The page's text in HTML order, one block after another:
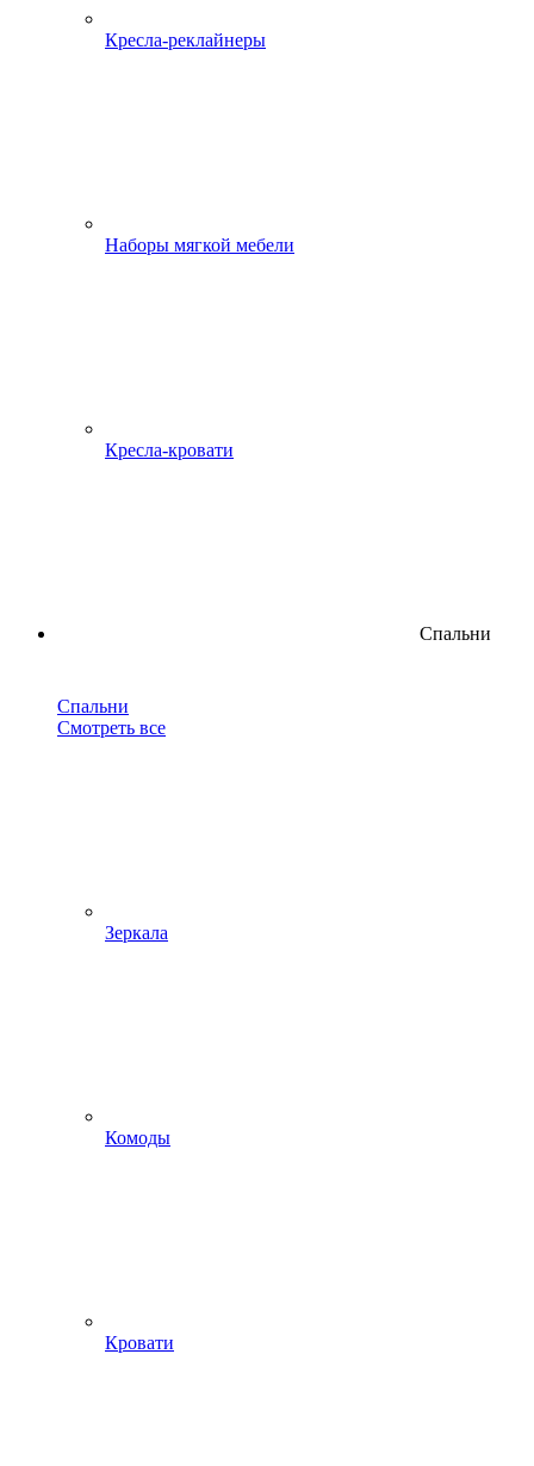
Кресла-реклайнеры
Наборы мягкой мебели
Кресла-кровати
Спальни
Спальни
Смотреть все
Зеркала
Комоды
Кровати